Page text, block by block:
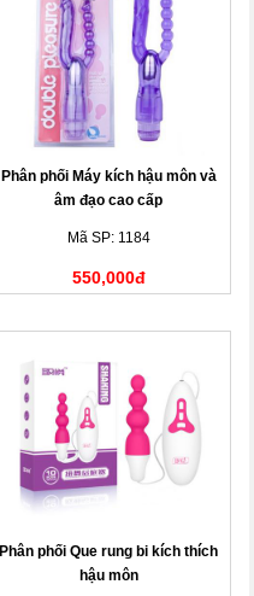
Phân phối Máy kích hậu môn và
âm đạo cao cấp
Mã SP: 1184
550,000đ
Phân phối Que rung bi kích thích
hậu môn